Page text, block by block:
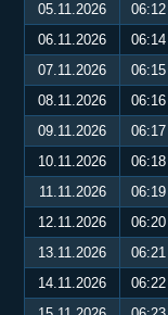
05.11.2026 06:12
06.11.2026
06:14
07.11.2026
06:15
08.11.2026
06:16
09.11.2026
06:17
10.11.2026
06:18
11.11.2026
06:19
12.11.2026
06:20
13.11.2026
06:21
14.11.2026
06:22